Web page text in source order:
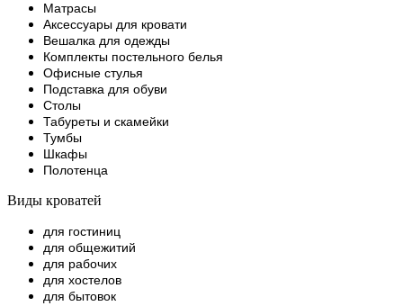
Матрасы
Аксессуары для кровати
Вешалка для одежды
Комплекты постельного белья
Офисные стулья
Подставка для обуви
Столы
Табуреты и скамейки
Тумбы
Шкафы
Полотенца
Виды кроватей
для гостиниц
для общежитий
для рабочих
для хостелов
для бытовок